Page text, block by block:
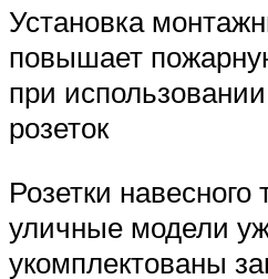
Установка
повышает
при
розеток
Розетки навесного
уличные модели
укомплектованы